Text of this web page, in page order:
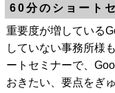
60分のショート
重要度が増している
していない事務所様
ートセミナーで、
おきたい、要点をぎ